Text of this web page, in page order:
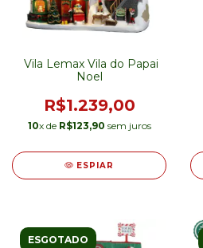
Vila Lemax Vila do Papai
Noel
R$1.239,00
10x de R$123,90 sem juros
ESPIAR
ESGOTADO